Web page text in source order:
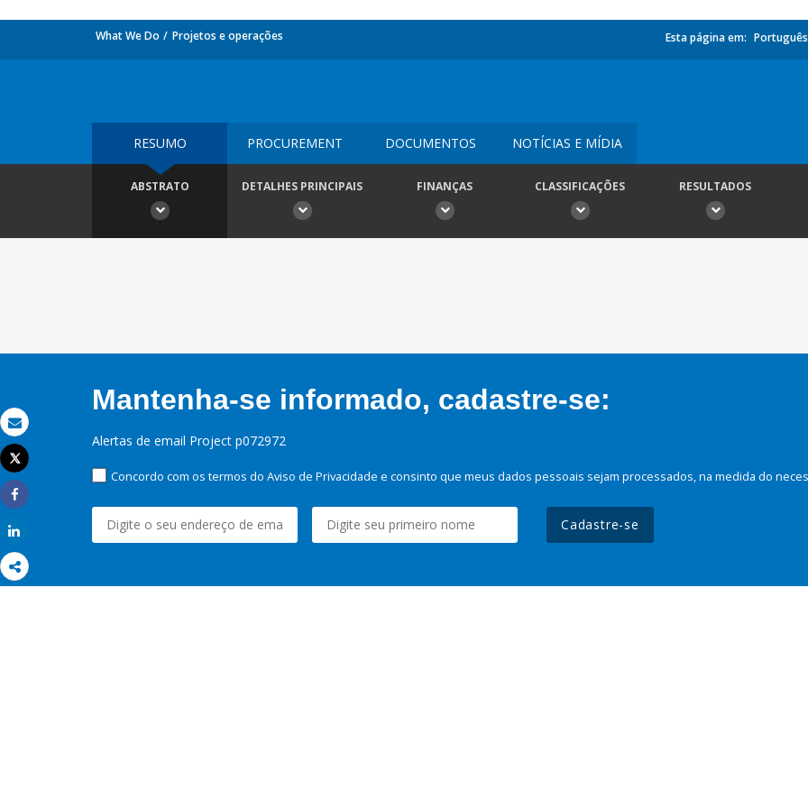
Email
Imprimir
Tweet
Share
What We Do Projetos e operações Esta página em: Português
RESUMO PROCUREMENT DOCUMENTOS NOTÍCIAS E MÍDIA
ABSTRATO DETALHES PRINCIPAIS FINANÇAS CLASSIFICAÇÕES RESULTADOS
Mantenha-se informado, cadastre-se:
Alertas de email Project p072972
Concordo com os termos do Aviso de Privacidade e consinto que meus dados pessoais sejam processados, na medida do
Cadastre-se